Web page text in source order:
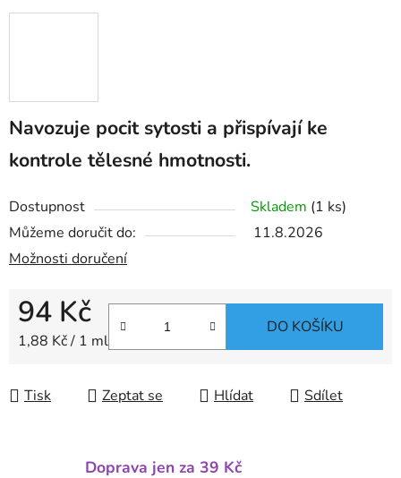
Navozuje pocit sytosti a přispívají ke
kontrole tělesné hmotnosti.
Dostupnost Skladem (1 ks)
Můžeme doručit do:
11.8.2026
Možnosti doručení
94 Kč
Měrná cena:
1,88 Kč / 1 ml
DO KOŠÍKU
Tisk Zeptat se Hlídat Sdílet
Doprava jen za 39 Kč